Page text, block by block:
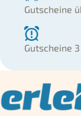
Gutscheine
Gutscheine